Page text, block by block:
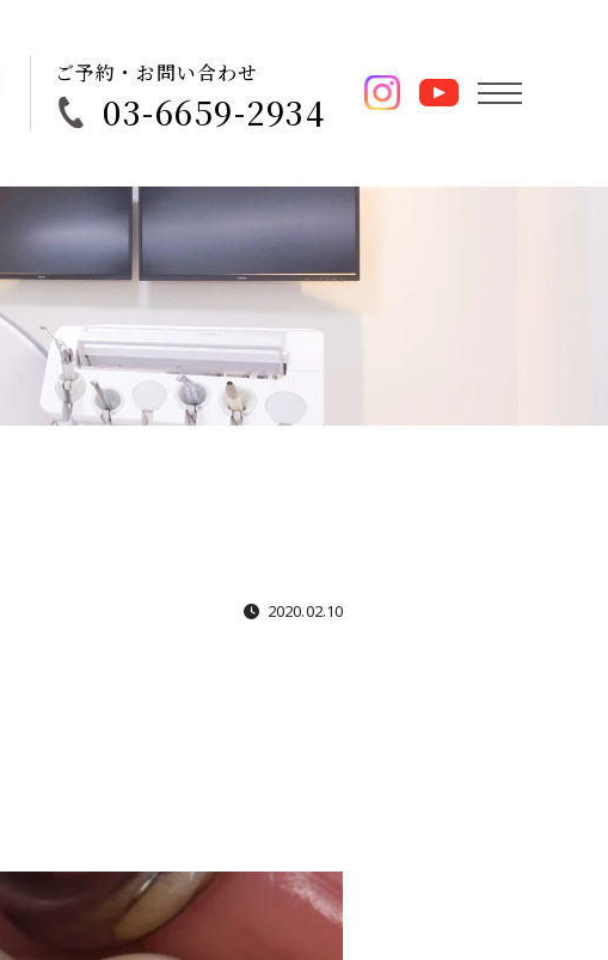
ご予約・お問い合わせ
03-6659-2934
2020.02.10